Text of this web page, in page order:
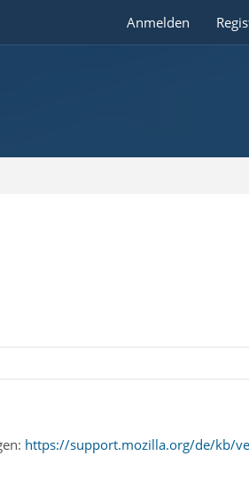
Anmelden
https://support.mozilla.org/de/kb/